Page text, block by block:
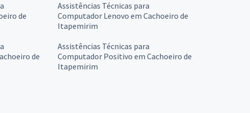
de
Assistências Técnicas para
Computador Lenovo em Cachoeiro de
Itapemirim
de
Assistências Técnicas para
Computador Positivo em Cachoeiro de
Itapemirim